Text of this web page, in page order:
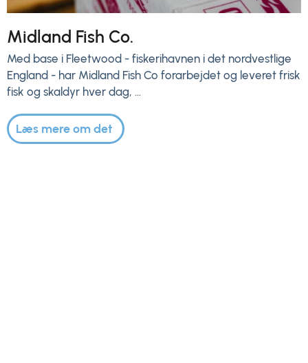
Midland Fish Co.
Med base i Fleetwood - fiskerihavnen i det nordvestlige
England - har Midland Fish Co forarbejdet og leveret frisk
fisk og skaldyr hver dag, ...
Læs mere om det